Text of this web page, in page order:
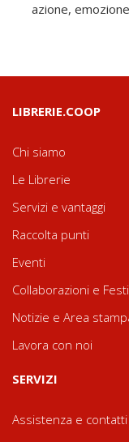
azione,
LIBRERIE.COOP
Chi siamo
Le Librerie
Servizi e vantaggi
Raccolta punti
Eventi
Collaborazioni e
Notizie e Area
Lavora con noi
SERVIZI
Assistenza e contatti